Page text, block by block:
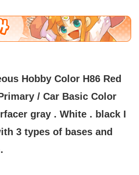
Hobby Color H86 Red
/ Car Basic Color
gray . White . black I
3 types of bases and